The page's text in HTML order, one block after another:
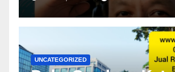
UNCATEGORIZED